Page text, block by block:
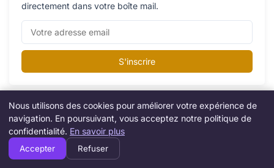
directement dans votre boîte mail.
S'inscrire
Catégories
Création d’entreprise
Nous utilisons des cookies pour améliorer votre expérience de
navigation. En poursuivant, vous acceptez notre politique de
confidentialité. En savoir plus
Accepter Refuser